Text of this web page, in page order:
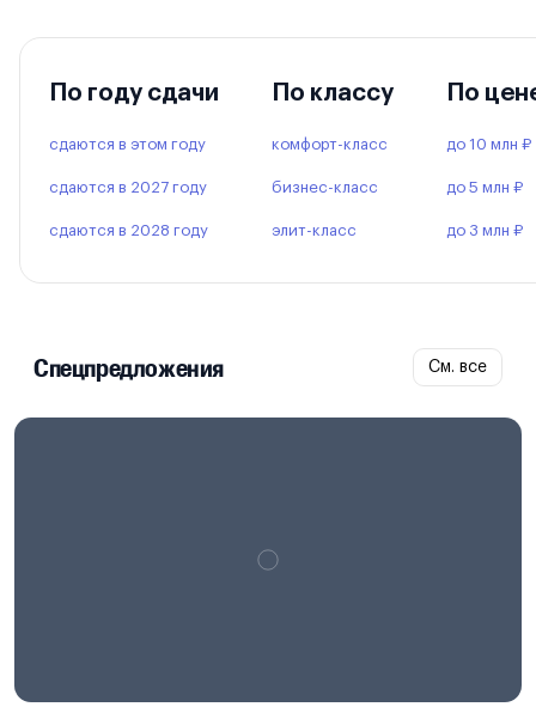
По году сдачи
сдаются в этом году
сдаются в 2027 году
сдаются в 2028 году
По классу
комфорт-класс
бизнес-класс
элит-класс
По
до 10 млн ₽
до 5 млн ₽
до 3 млн ₽
Спецпредложения См. все